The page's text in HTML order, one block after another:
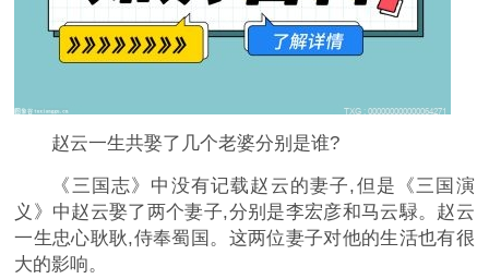
赵云一生共娶了几个老婆分别是谁?
《三国志》中没有记载赵云的妻子,但是《三国演
义》中赵云娶了两个妻子,分别是李宏彦和马云騄。赵云
一生忠心耿耿,侍奉蜀国。这两位妻子对他的生活也有很
大的影响。